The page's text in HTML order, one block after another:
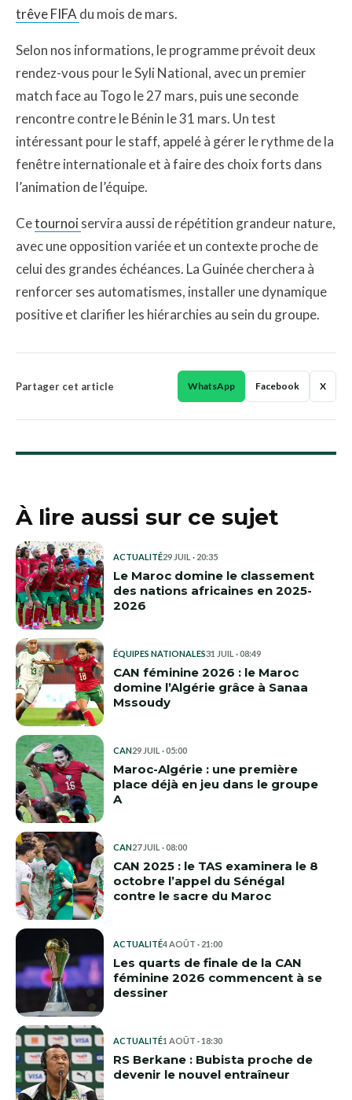
trêve FIFA du mois de mars.
Selon nos informations, le programme prévoit deux
rendez-vous pour le Syli National, avec un premier
match face au Togo le 27 mars, puis une seconde
rencontre contre le Bénin le 31 mars. Un test
intéressant pour le staff, appelé à gérer le rythme de la
fenêtre internationale et à faire des choix forts dans
l’animation de l’équipe.
Cetournoiservira aussi de répétition grandeur nature,
avec une opposition variée et un contexte proche de
celui des grandes échéances. La Guinée cherchera à
renforcer ses automatismes, installer une dynamique
positive et clarifier les hiérarchies au sein du groupe.
Partager cet article WhatsApp Facebook X
À lire aussi sur ce sujet
ACTUALITÉ29 JUIL · 20:35
Le Maroc domine le classement
des nations africaines en 2025-
2026
ÉQUIPES NATIONALES31 JUIL · 08:49
CAN féminine 2026 : le Maroc
domine l’Algérie grâce à Sanaa
Mssoudy
CAN29 JUIL · 05:00
Maroc-Algérie : une première
place déjà en jeu dans le groupe
A
CAN27 JUIL · 08:00
CAN 2025 : le TAS examinera le 8
octobre l’appel du Sénégal
contre le sacre du Maroc
ACTUALITÉ4 AOÛT · 21:00
Les quarts de finale de la CAN
féminine 2026 commencent à se
dessiner
ACTUALITÉ1 AOÛT · 18:30
RS Berkane : Bubista proche de
devenir le nouvel entraîneur